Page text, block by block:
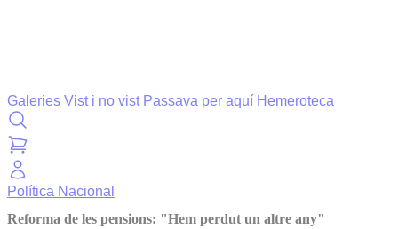
Galeries Vist i no vist Passava per aquí Hemeroteca
Política Nacional
Reforma de les pensions: "Hem perdut un altre any"